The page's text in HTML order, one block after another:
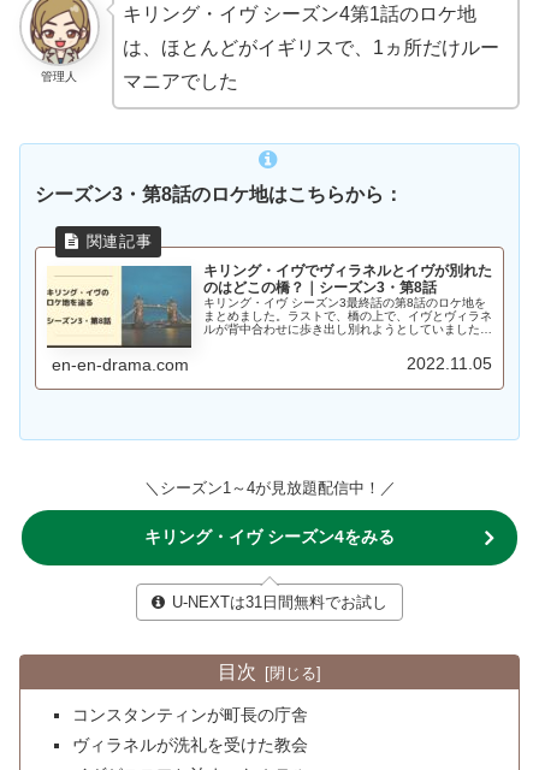
管理人
キリング・イヴ シーズン4第1話のロケ地
は、ほとんどがイギリスで、1ヵ所だけルー
マニアでした
シーズン3・第8話のロケ地はこちらから：
キリング・イヴでヴィラネルとイヴが別れた
のはどこの橋？｜シーズン3・第8話
キリング・イヴ シーズン3最終話の第8話のロケ地を
まとめました。ラストで、橋の上で、イヴとヴィラネ
ルが背中合わせに歩き出し別れようとしていました
en-en-drama.com 2022.11.05
＼シーズン1～4が見放題配信中！／
キリング・イヴ シーズン4をみる
U-NEXTは31日間無料でお試し
目次
コンスタンティンが町長の庁舎
ヴィラネルが洗礼を受けた教会